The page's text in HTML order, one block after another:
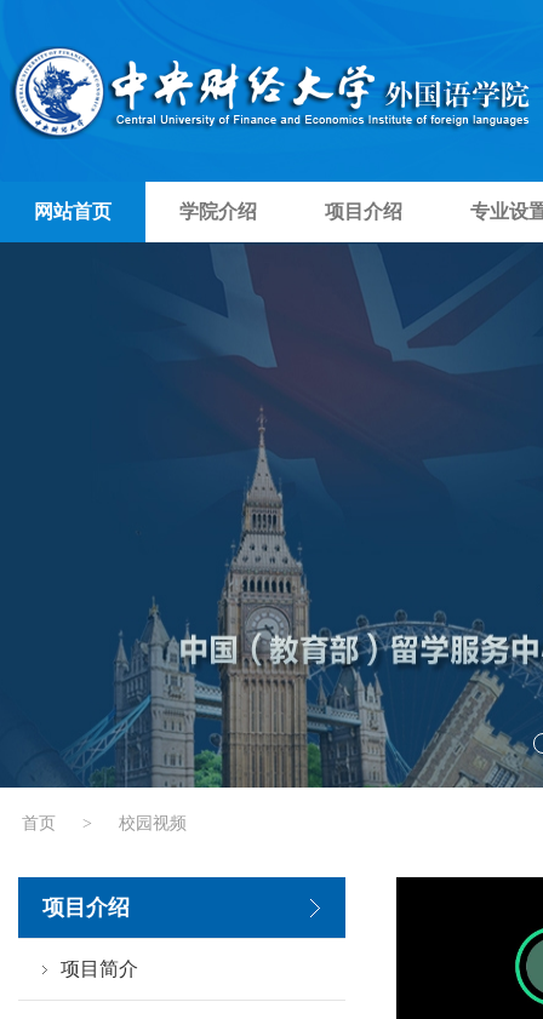
网站首页 学院介绍 项目介绍 专业设
首页 > 校园视频
项目介绍
项目简介